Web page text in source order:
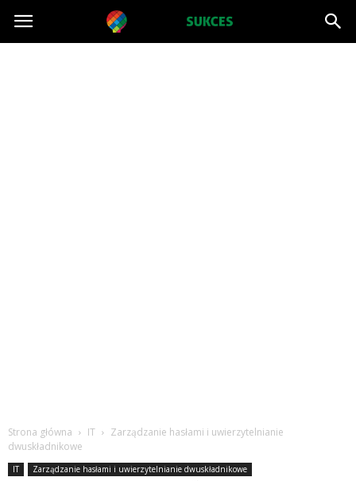
Projektsukces.pl
Strona główna IT
Zarządzanie hasłami i uwierzytelnianie
dwuskładnikowe
IT Zarządzanie hasłami i uwierzytelnianie dwuskładnikowe